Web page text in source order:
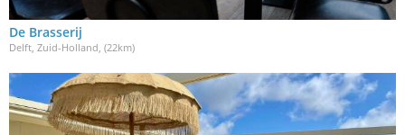
De Brasserij
Delft, Zuid-Holland , (22km)